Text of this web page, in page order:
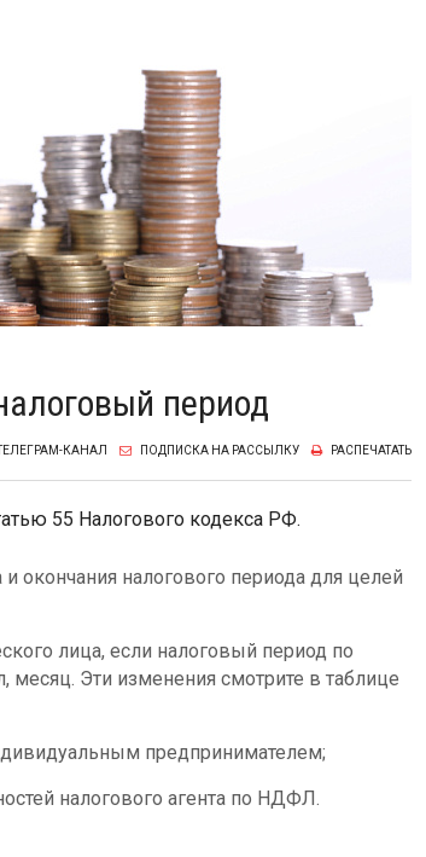
период
РАСПЕЧАТАТЬ
ПОДПИСКА НА РАССЫЛКУ
КАНАЛ
55 Налогового кодекса РФ.
и окончания налогового периода для целей
лица, если налоговый период по
месяц. Эти изменения смотрите в таблице
предпринимателем;
налогового агента по НДФЛ.